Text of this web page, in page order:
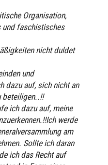
Organisation,
und faschistisches
nicht duldet
und
dazu auf, sich nicht an
beteiligen..!!
ich dazu auf, meine
werde
am
Sollte ich daran
ich das Recht auf